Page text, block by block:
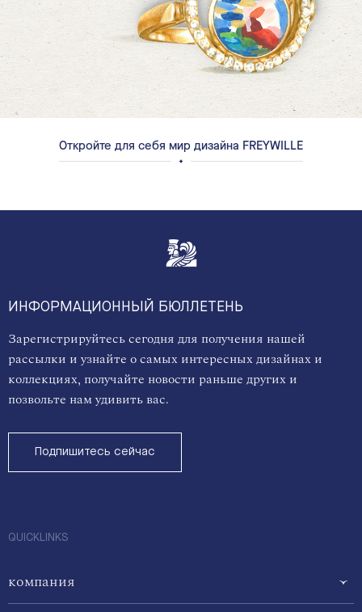
Откройте для себя мир дизайна FREYWILLE
ИНФОРМАЦИОННЫЙ БЮЛЛЕТЕНЬ
Зарегистрируйтесь сегодня для получения нашей
рассылки и узнайте о самых интересных дизайнах и
коллекциях, получайте новости раньше других и
позвольте нам удивить вас.
Подпишитесь сейчас
QUICKLINKS
компания